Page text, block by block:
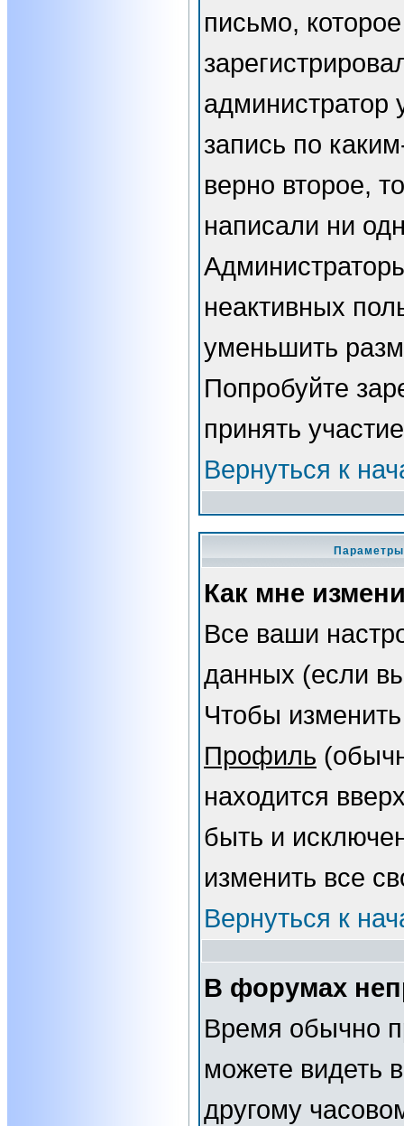
письмо,
администратор
запись по
верно второе,
написали ни
неактивных
уменьшить
Попробуйте
принять
Вернуться к
Как мне
Все ваши
данных (если
Чтобы
Профиль
находится
быть и
изменить все
Вернуться к
В форумах
Время обычно
можете видеть
другому